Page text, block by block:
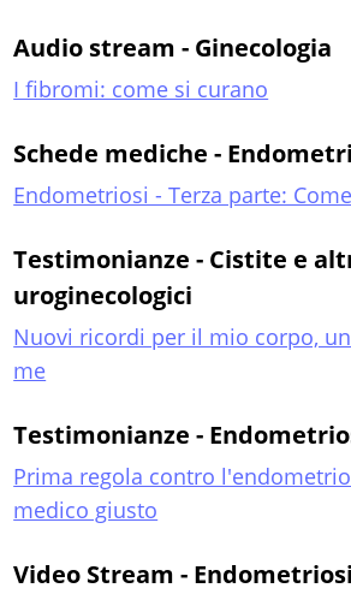
Audio stream - Ginecologia
I fibromi: come si curano
Schede mediche -
Endometriosi - Terza parte:
Testimonianze - Cistite e
uroginecologici
Nuovi ricordi per il mio corpo,
me
Testimonianze -
Prima regola contro
medico giusto
Video Stream - Endometriosi